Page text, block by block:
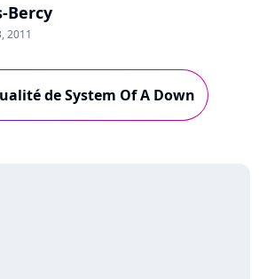
Bercy
2011
de System Of A Down